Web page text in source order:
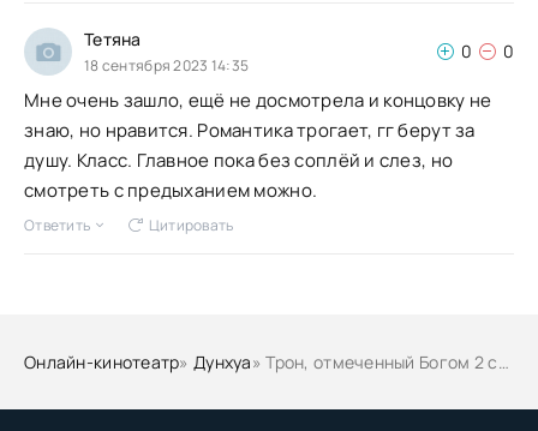
Тетяна
18 сентября 2023 14:35
0 0
Мне очень зашло, ещё не досмотрела и концовку не
знаю, но нравится. Романтика трогает, гг берут за
душу. Класс. Главное пока без соплёй и слез, но
смотреть с предыханием можно.
Ответить Цитировать
Онлайн-кинотеатр» Дунхуа» Трон, отмеченный Богом 2 сезон